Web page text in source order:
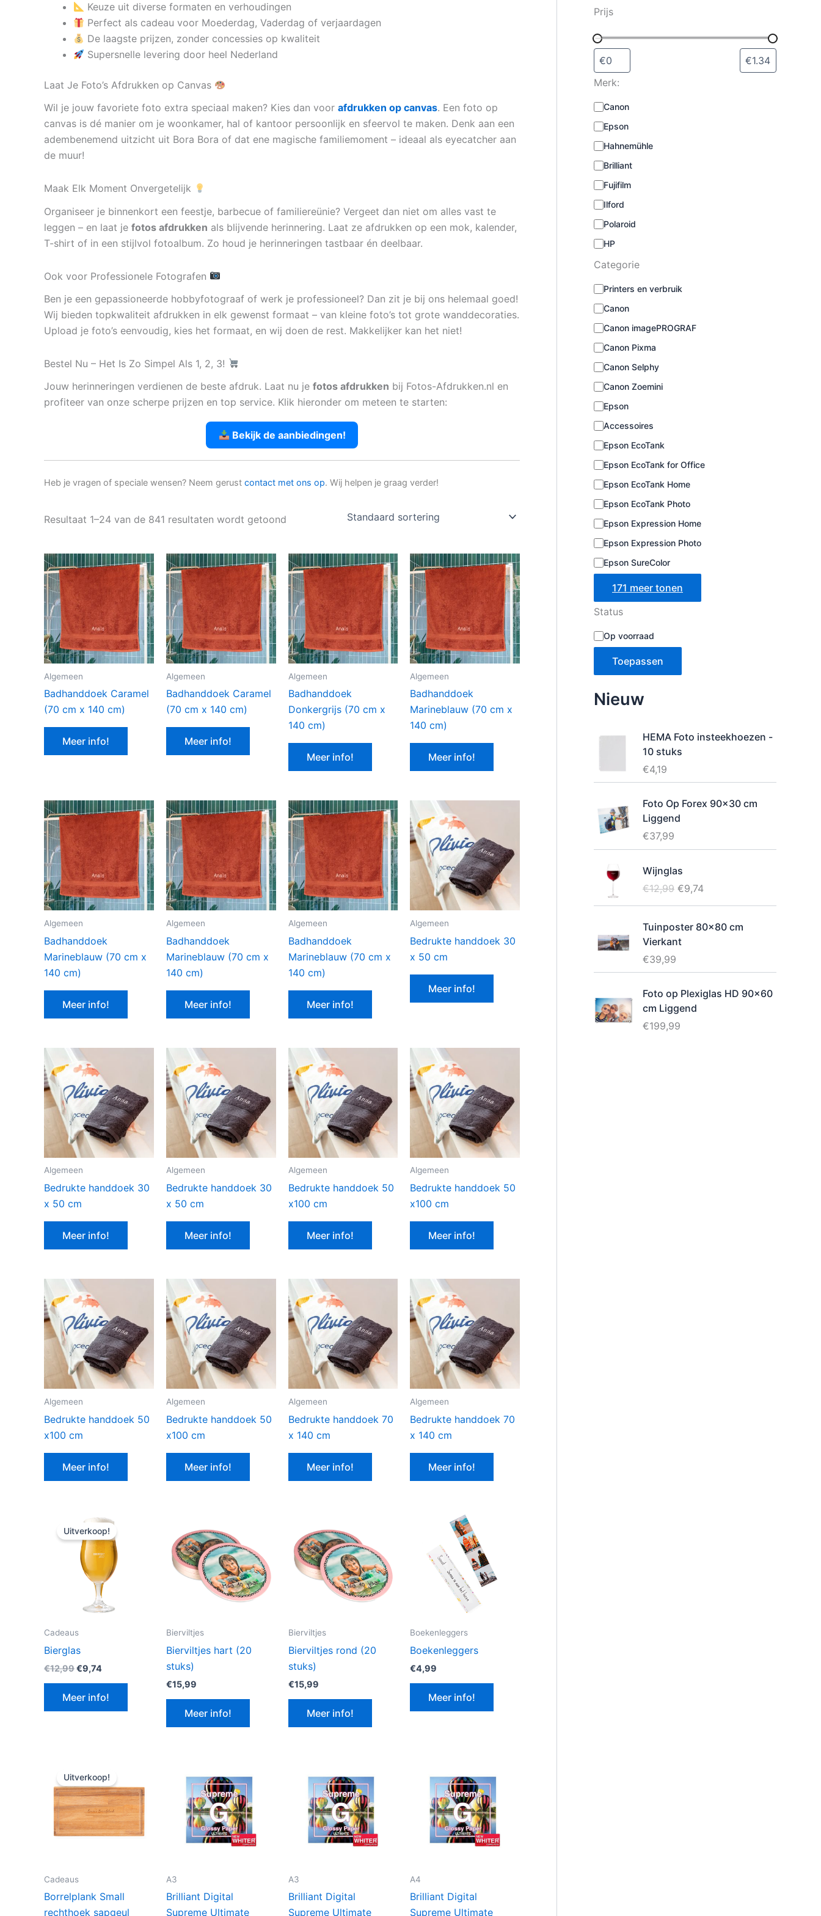
Keuze uit diverse formaten en verhoudingen
Perfect als cadeau voor Moederdag, Vaderdag of verjaardagen
De laagste prijzen, zonder concessies op kwaliteit
Supersnelle levering door heel Nederland
Laat Je Foto’s Afdrukken op Canvas
Wil je jouw favoriete foto extra speciaal maken? Kies dan voor afdrukken op canvas. Een foto op
canvas is dé manier om je woonkamer, hal of kantoor persoonlijk en sfeervol te maken. Denk aan een
adembenemend uitzicht uit Bora Bora of dat ene magische familiemoment – ideaal als eyecatcher aan
de muur!
Maak Elk Moment Onvergetelijk
Organiseer je binnenkort een feestje, barbecue of familiereünie? Vergeet dan niet om alles vast te
leggen – en laat je fotos afdrukken als blijvende herinnering. Laat ze afdrukken op een mok, kalender,
T-shirt of in een stijlvol fotoalbum. Zo houd je herinneringen tastbaar én deelbaar.
Ook voor Professionele Fotografen
Ben je een gepassioneerde hobbyfotograaf of werk je professioneel? Dan zit je bij ons helemaal goed!
Wij bieden topkwaliteit afdrukken in elk gewenst formaat – van kleine foto’s tot grote wanddecoraties.
Upload je foto’s eenvoudig, kies het formaat, en wij doen de rest. Makkelijker kan het niet!
Bestel Nu – Het Is Zo Simpel Als 1, 2, 3!
Jouw herinneringen verdienen de beste afdruk. Laat nu je fotos afdrukken bij Fotos-Afdrukken.nl en
profiteer van onze scherpe prijzen en top service. Klik hieronder om meteen te starten:
Bekijk de aanbiedingen!
Heb je vragen of speciale wensen? Neem gerust contact met ons op. Wij helpen je graag verder!
Resultaat 1–24 van de 841 resultaten wordt getoond
Algemeen
Badhanddoek Caramel
(70 cm x 140 cm)
Meer info!
Algemeen
Badhanddoek Caramel
(70 cm x 140 cm)
Meer info!
Algemeen
Badhanddoek
Donkergrijs (70 cm x
140 cm)
Meer info!
Algemeen
Badhanddoek
Marineblauw (70 cm x
140 cm)
Meer info!
Algemeen
Badhanddoek
Marineblauw (70 cm x
140 cm)
Meer info!
Algemeen
Badhanddoek
Marineblauw (70 cm x
140 cm)
Meer info!
Algemeen
Badhanddoek
Marineblauw (70 cm x
140 cm)
Meer info!
Algemeen
Bedrukte handdoek 30
x 50 cm
Meer info!
Algemeen
Bedrukte handdoek 30
x 50 cm
Meer info!
Algemeen
Bedrukte handdoek 30
x 50 cm
Meer info!
Algemeen
Bedrukte handdoek 50
x100 cm
Meer info!
Algemeen
Bedrukte handdoek 50
x100 cm
Meer info!
Algemeen
Bedrukte handdoek 50
x100 cm
Meer info!
Algemeen
Bedrukte handdoek 50
x100 cm
Meer info!
Algemeen
Bedrukte handdoek 70
x 140 cm
Meer info!
Algemeen
Bedrukte handdoek 70
x 140 cm
Meer info!
Uitverkoop!
Cadeaus
Bierglas
€12,99Oorspronkelijke
€12,99.
€9,74Huidige
€9,74.
Meer info!
Bierviltjes
Bierviltjes hart (20
stuks)
€15,99
Meer info!
Bierviltjes
Bierviltjes rond (20
stuks)
€15,99
Meer info!
Boekenleggers
Boekenleggers
€4,99
Meer info!
Uitverkoop!
Cadeaus
Borrelplank Small
rechthoek sapgeul
A3
Brilliant Digital
Supreme Ultimate
A3
Brilliant Digital
Supreme Ultimate
A4
Brilliant Digital
Supreme Ultimate
s
l
e
t
e
e
n
Prijs
Merk:
M
r
k
:
Canon
Epson
Hahnemühle
Brilliant
Fujifilm
Ilford
Polaroid
HP
Categorie
C
t
e
g
o
i
e
Printers en verbruik
Canon
Canon imagePROGRAF
Canon Pixma
Canon Selphy
Canon Zoemini
Epson
Accessoires
Epson EcoTank
Epson EcoTank for Office
Epson EcoTank Home
Epson EcoTank Photo
Epson Expression Home
Epson Expression Photo
Epson SureColor
171 meer tonen
Status
B
e
k
Op voorraad
Toepassen
Nieuw
HEMA Foto insteekhoezen -
10 stuks
€4,19
Foto Op Forex 90x30 cm
Liggend
€37,99
Wijnglas
€12,99 O
s
p
o
n
k
e
€9,74H
d
e
p
Tuinposter 80x80 cm
Vierkant
€39,99
Foto op Plexiglas HD 90x60
cm Liggend
€199,99